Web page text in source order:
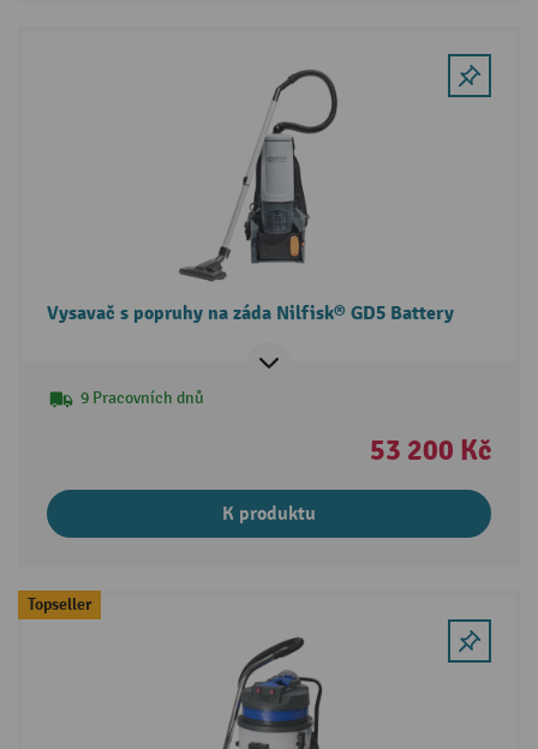
Vysavač s popruhy na záda Nilfisk® GD5 Battery
9 Pracovních dnů
53 200 Kč
K produktu
Topseller